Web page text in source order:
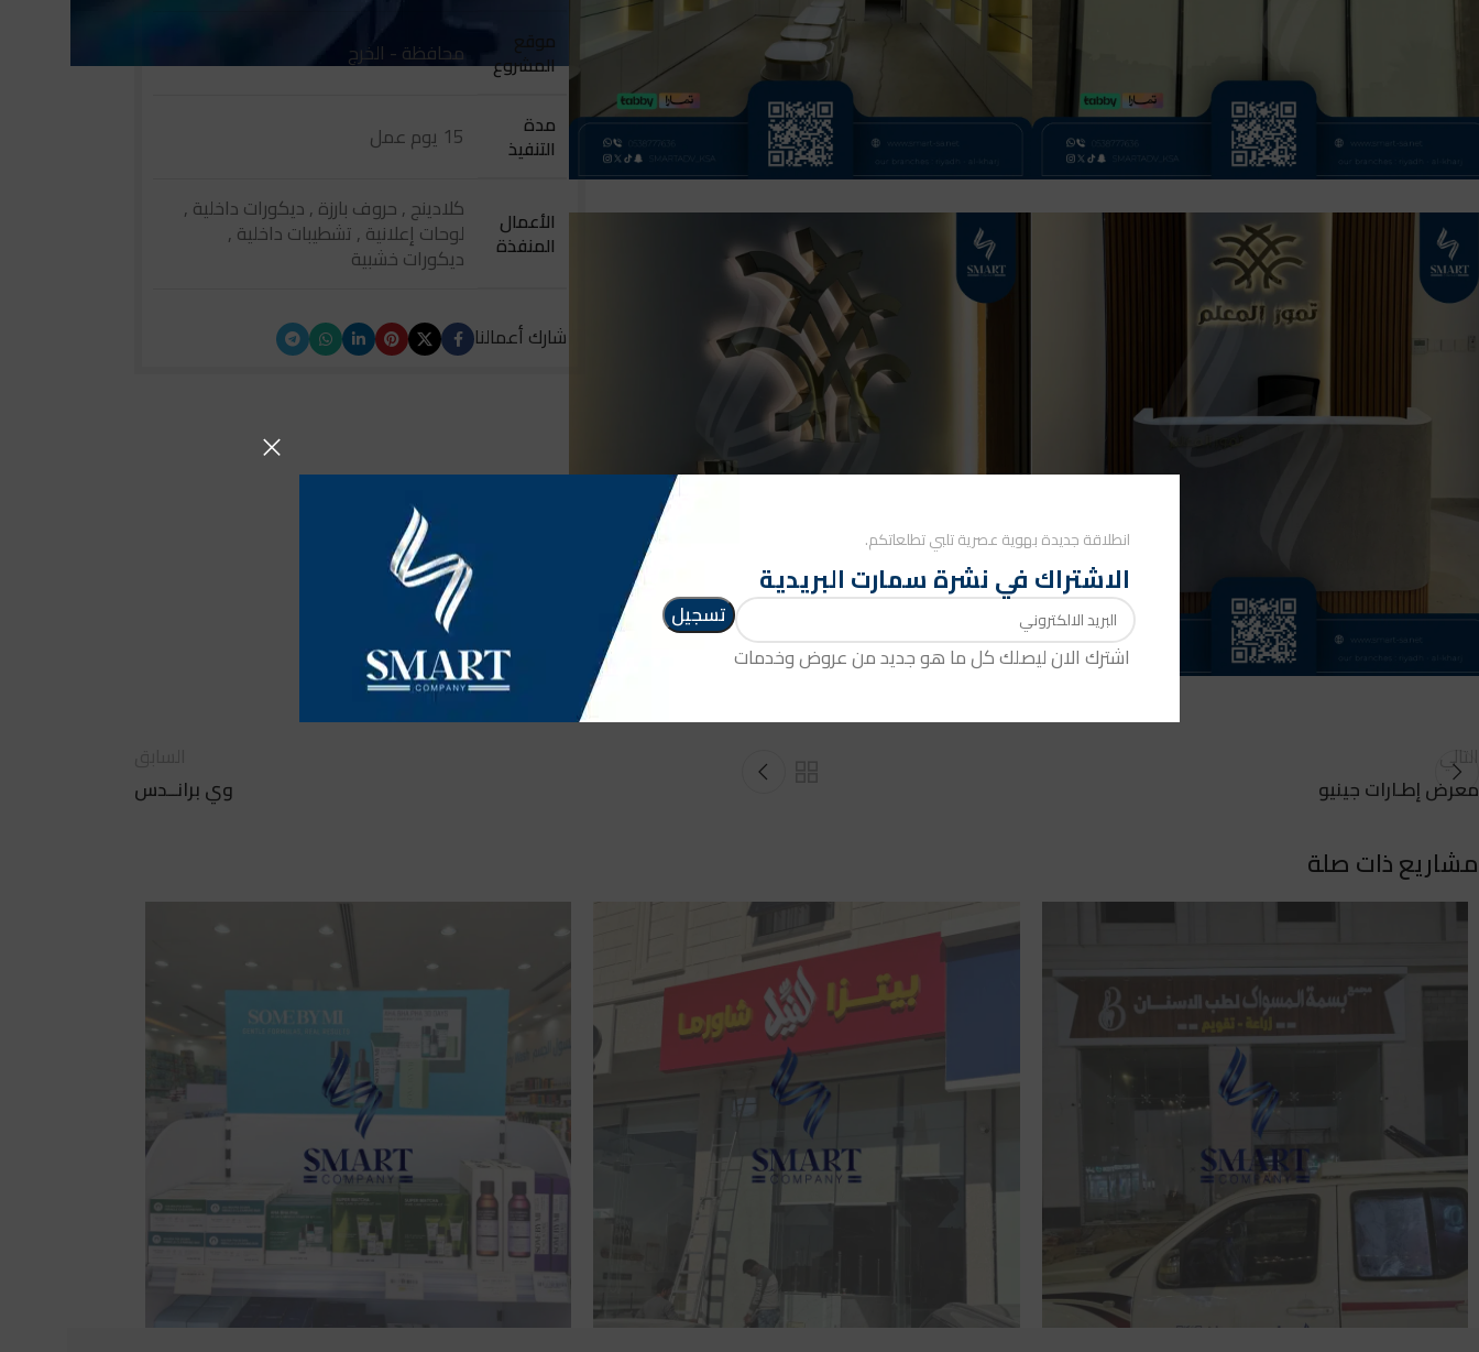
انطلاقة جديدة بهوية عصرية تلبي تطلعاتكم.
الاشتراك في نشرة سمارت البريدية
اشترك الان ليصلك كل ما هو جديد من عروض وخدمات
موقع
المشروع محافظة - الخرج
مدة
التنفيذ 15 يوم عمل
الأعمال
المنفذة
كلادينج , حروف بارزة , ديكورات داخلية ,
لوحات إعلانية , تشطيبات داخلية ,
ديكورات خشبية
شارك أعمالنا
التالي
معرض إطـارات جينيو
وي برانــدس
مشاريع ذات صلة